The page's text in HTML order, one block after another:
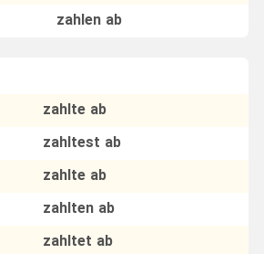
zahlen ab
zahlte ab
zahltest ab
zahlte ab
zahlten ab
zahltet ab